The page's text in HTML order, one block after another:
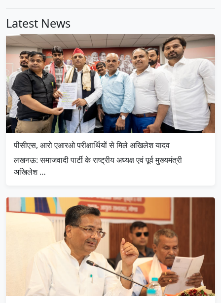
Latest News
पीसीएस, आरो एआरओ परीक्षार्थियों से मिले अखिलेश यादव
लखनऊ: समाजवादी पार्टी के राष्ट्रीय अध्यक्ष एवं पूर्व मुख्यमंत्री
अखिलेश …